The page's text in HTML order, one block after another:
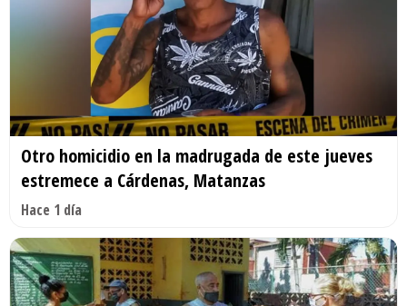
Otro homicidio en la madrugada de este jueves
estremece a Cárdenas, Matanzas
Hace 1 día